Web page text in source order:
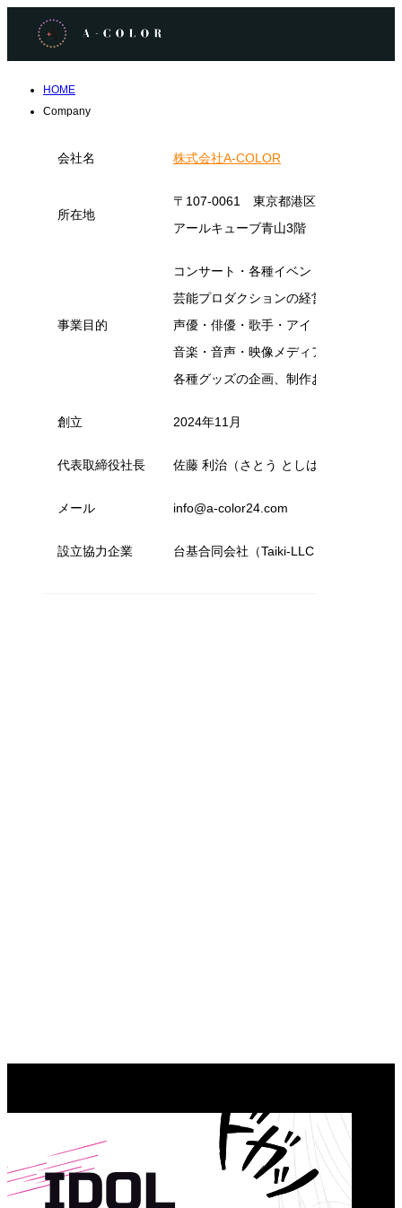
HOME
Company
会社名 株式会社A-COLOR
所在地
〒107-0061 東京都港区北青山1丁目
アールキューブ青山3階
事業目的
コンサート・各種イベント事業
芸能プロダクションの経営
声優・俳優・歌手・アイドルの育成
音楽・音声・映像メディア、コンテンツ
各種グッズの企画、制作および販売
創立 2024年11月
代表取締役社長 佐藤 利治（さとう としはる）
メール info@a-color24.com
設立協力企業 台基合同会社（Taiki-LLC）